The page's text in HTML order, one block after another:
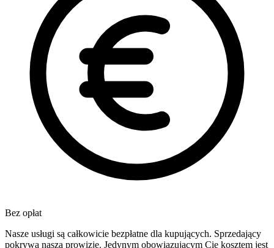
Bez opłat
Nasze usługi są całkowicie bezpłatne dla kupujących. Sprzedający
pokrywa naszą prowizję. Jedynym obowiązującym Cię kosztem jest